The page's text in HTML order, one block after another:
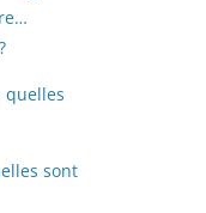
quelles
sont